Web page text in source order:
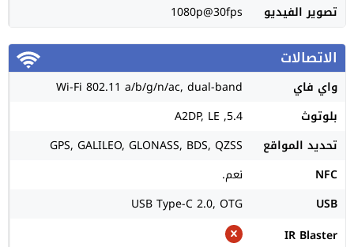
تصوير الفيديو 1080p@30fps
الاتصالات
واي فاي
Wi-Fi 802.11 a/b/g/n/ac, dual-band
بلوتوث
5.4, A2DP, LE
تحديد المواقع
GPS, GALILEO, GLONASS, BDS, QZSS
NFC
نعم.
USB
USB Type-C 2.0, OTG
IR Blaster